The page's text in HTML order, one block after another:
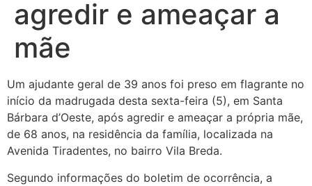
agredir e ameaçar a
mãe
Um ajudante geral de 39 anos foi preso em flagrante no
início da madrugada desta sexta-feira (5), em Santa
Bárbara d’Oeste, após agredir e ameaçar a própria mãe,
de 68 anos, na residência da família, localizada na
Avenida Tiradentes, no bairro Vila Breda.
Segundo informações do boletim de ocorrência, a